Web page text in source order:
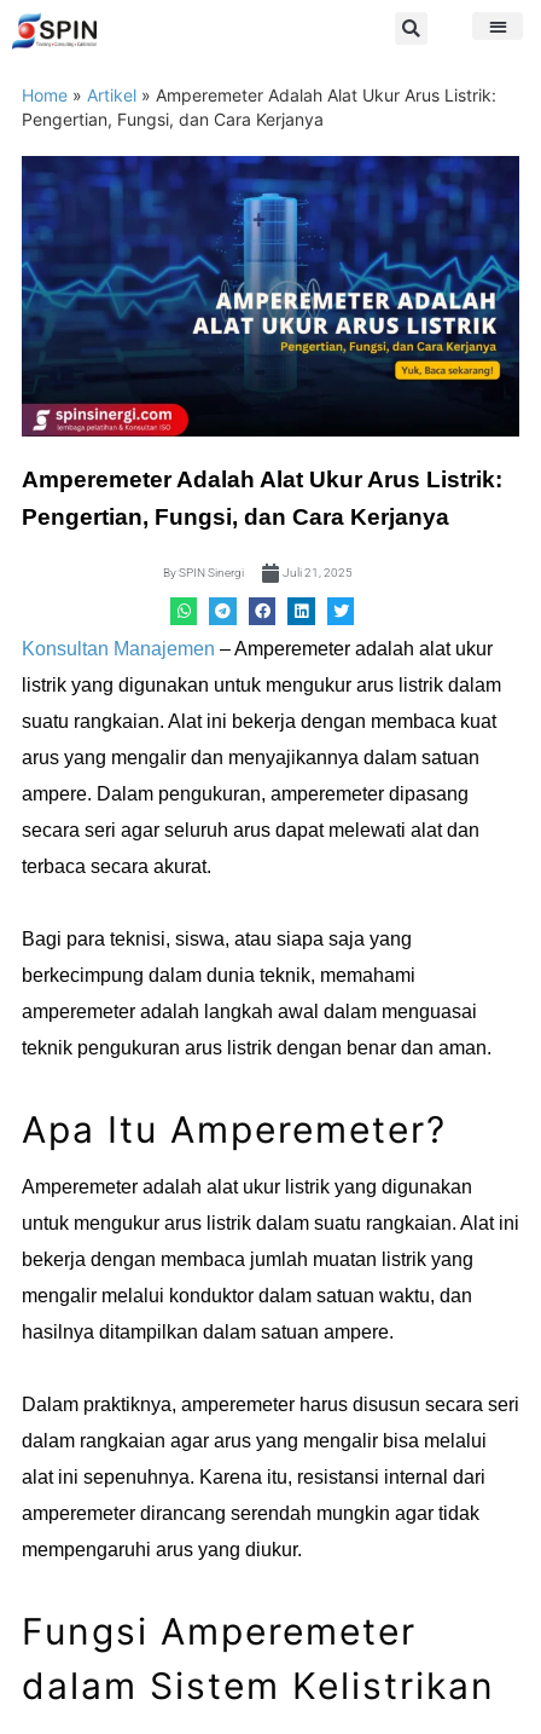
Home » Artikel » Amperemeter Adalah Alat Ukur Arus Listrik:
Pengertian, Fungsi, dan Cara Kerjanya
Amperemeter Adalah Alat Ukur Arus Listrik:
Pengertian, Fungsi, dan Cara Kerjanya
BySPIN Sinergi Juli 21, 2025
Konsultan Manajemen – Amperemeter adalah alat ukur
listrik yang digunakan untuk mengukur arus listrik dalam
suatu rangkaian. Alat ini bekerja dengan membaca kuat
arus yang mengalir dan menyajikannya dalam satuan
ampere. Dalam pengukuran, amperemeter dipasang
secara seri agar seluruh arus dapat melewati alat dan
terbaca secara akurat.
Bagi para teknisi, siswa, atau siapa saja yang
berkecimpung dalam dunia teknik, memahami
amperemeter adalah langkah awal dalam menguasai
teknik pengukuran arus listrik dengan benar dan aman.
Apa Itu Amperemeter?
Amperemeter adalah alat ukur listrik yang digunakan
untuk mengukur arus listrik dalam suatu rangkaian. Alat ini
bekerja dengan membaca jumlah muatan listrik yang
mengalir melalui konduktor dalam satuan waktu, dan
hasilnya ditampilkan dalam satuan ampere.
Dalam praktiknya, amperemeter harus disusun secara seri
dalam rangkaian agar arus yang mengalir bisa melalui
alat ini sepenuhnya. Karena itu, resistansi internal dari
amperemeter dirancang serendah mungkin agar tidak
mempengaruhi arus yang diukur.
Fungsi Amperemeter
dalam Sistem Kelistrikan